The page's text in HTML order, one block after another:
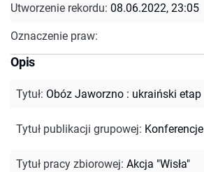
Utworzenie rekordu: 08.06.2022, 23:05
Oznaczenie praw:
Opis
Tytuł: Obóz Jaworzno : ukraiński etap
Tytuł publikacji grupowej:
Tytuł pracy zbiorowej: Akcja "Wisła"